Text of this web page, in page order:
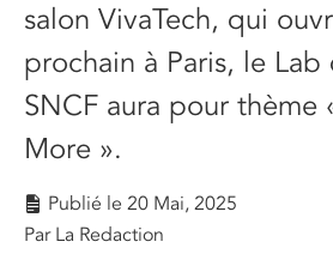
salon VivaTech, qui
prochain à Paris, le Lab
SNCF aura pour thème
More ».
Publié le 20 Mai, 2025
Par La Redaction